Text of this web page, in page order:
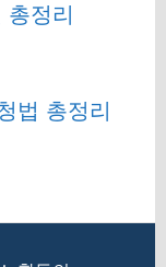
총정리
법 총정리